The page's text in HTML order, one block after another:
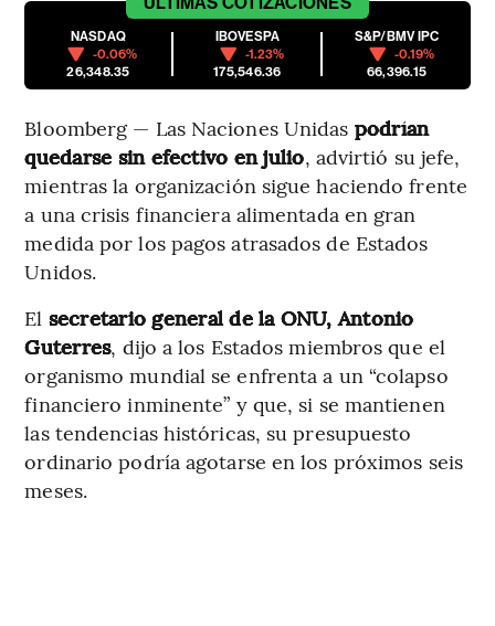
NASDAQ
-0.06%
26,348.35
IBOVESPA
-1.23%
175,546.36
S&P/BMV IPC
-0.19%
66,396.15
Bloomberg — Las Naciones Unidas podrían
quedarse sin efectivo en julio, advirtió su jefe,
mientras la organización sigue haciendo frente
a una crisis financiera alimentada en gran
medida por los pagos atrasados de Estados
Unidos.
El secretario general de la ONU, Antonio
Guterres, dijo a los Estados miembros que el
organismo mundial se enfrenta a un “colapso
financiero inminente” y que, si se mantienen
las tendencias históricas, su presupuesto
ordinario podría agotarse en los próximos seis
meses.